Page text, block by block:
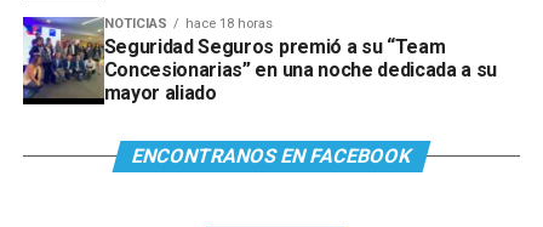
NOTICIAS hace 18 horas
Seguridad Seguros premió a su “Team
Concesionarias” en una noche dedicada a su
mayor aliado
ENCONTRANOS EN FACEBOOK